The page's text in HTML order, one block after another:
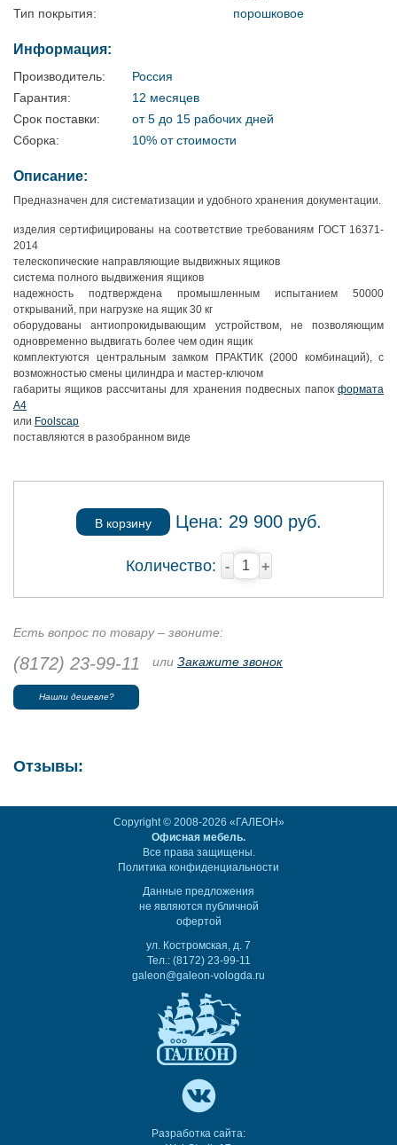
Тип покрытия:
порошковое
Информация:
Производитель:
Россия
Гарантия:
12 месяцев
Срок поставки:
от 5 до 15 рабочих дней
Сборка:
10% от стоимости
Описание:
Предназначен для систематизации и удобного хранения документации.
изделия сертифицированы на соответствие требованиям ГОСТ 16371-
2014
телескопические направляющие выдвижных ящиков
система полного выдвижения ящиков
надежность подтверждена промышленным испытанием 50000
открываний, при нагрузке на ящик 30 кг
оборудованы антиопрокидывающим устройством, не позволяющим
одновременно выдвигать более чем один ящик
комплектуются центральным замком ПРАКТИК (2000 комбинаций), с
возможностью смены цилиндра и мастер-ключом
габариты ящиков рассчитаны для хранения подвесных папок формата
А4
или Foolscap
поставляются в разобранном виде
В корзину Цена: 29 900руб.
Количество: - +
Есть вопрос по товару – звоните:
(8172) 23-99-11 или Закажите звонок
Нашли дешевле?
Отзывы:
Copyright © 2008-2026 «ГАЛЕОН»
Офисная мебель.
Все права защищены.
Политика конфиденциальности
Данные предложения
не являются публичной
офертой
ул. Костромская, д. 7
Тел.: (8172) 23-99-11
galeon@galeon-vologda.ru
Разработка сайта: